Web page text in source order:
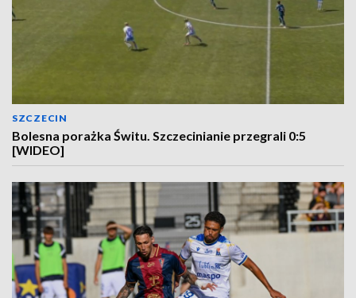
SZCZECIN
Bolesna porażka Świtu. Szczecinianie przegrali 0:5
[WIDEO]